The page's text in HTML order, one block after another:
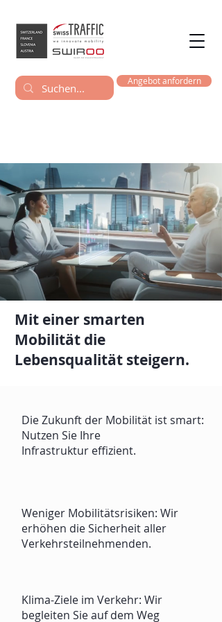
Angebot anfordern
Mit einer smarten
Mobilität die
Lebensqualität steigern.
Die Zukunft der Mobilität ist smart:
Nutzen Sie Ihre
Infrastruktur effizient.
Weniger Mobilitätsrisiken: Wir
erhöhen die Sicherheit aller
Verkehrsteilnehmenden.
Klima-Ziele im Verkehr: Wir
begleiten Sie auf dem Weg